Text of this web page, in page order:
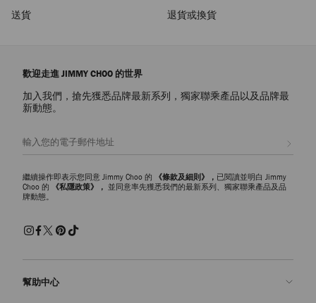
送貨
退貨或換貨
歡迎走進 JIMMY CHOO 的世界
加入我們，搶先獲悉品牌最新系列，獨家聯乘產品以及品牌最
新動態。
繼續操作即表示您同意 Jimmy Choo 的 《條款及細則》， 已閱讀並明白 Jimmy
Choo 的
《私隱政策》， 並同意率先獲悉我們的最新系列、獨家聯乘產品及品
牌動態。
幫助中心